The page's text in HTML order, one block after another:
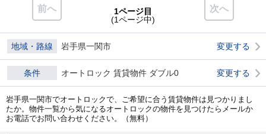
前へ 次へ
1ページ目
(1ページ中)
地域・路線 岩手県一関市 変更する
条件 オートロック 賃貸物件 ダブル0 変更する
岩手県一関市でオートロックで、ご希望に合う賃貸物件は見つかりまし
たか。物件一覧から気になるオートロックの物件を見つけたらメールか
お電話でお問い合わせください。（無料）